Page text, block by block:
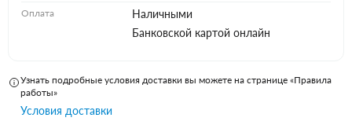
Оплата
Наличными
Банковской картой онлайн
Узнать подробные условия доставки вы можете на странице «Правила
работы»
Условия доставки